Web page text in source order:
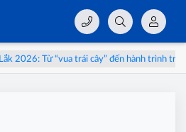
2026: Từ “vua trái cây” đến hành trình trải